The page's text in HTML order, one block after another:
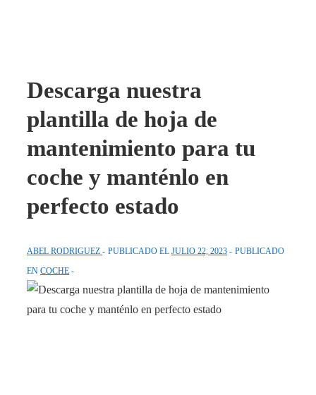
Descarga nuestra
plantilla de hoja de
mantenimiento para tu
coche y manténlo en
perfecto estado
ABEL RODRIGUEZ PUBLICADO EL JULIO 22, 2023
PUBLICADO
EN COCHE